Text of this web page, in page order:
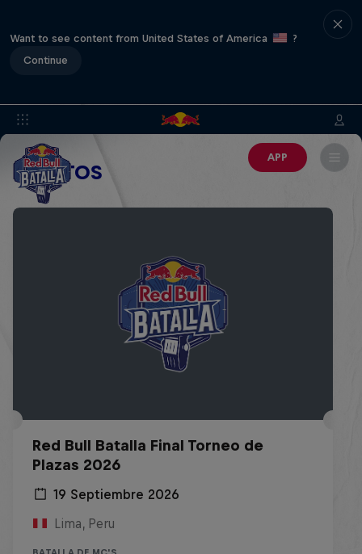
Want to see content from United States of America
?
Continue
APP
EVENTOS
Red Bull Batalla Final Torneo de
Plazas 2026
19 Septiembre 2026
Lima, Peru